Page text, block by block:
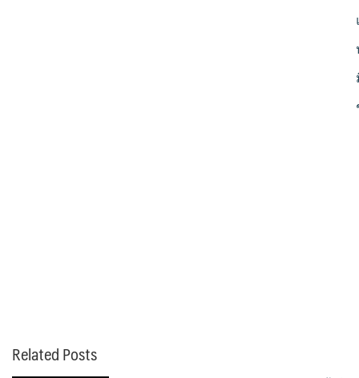
Related Posts